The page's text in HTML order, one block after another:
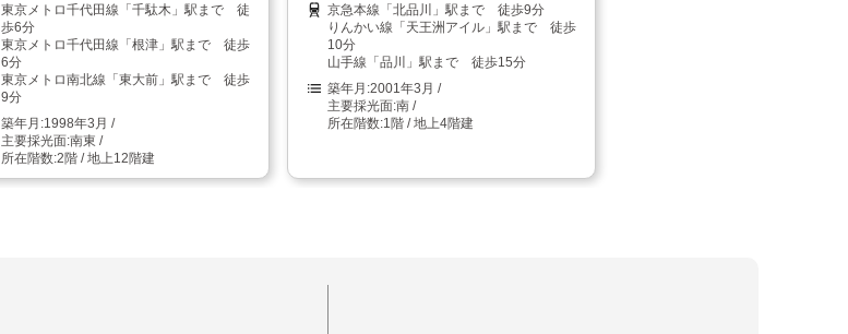
東京メトロ千代田線「千駄木」駅まで 徒
歩6分
東京メトロ千代田線「根津」駅まで 徒歩
6分
東京メトロ南北線「東大前」駅まで 徒歩
9分
1998年3月
南東
2階 / 地上12階建
京急本線「北品川」駅まで 徒歩9分
りんかい線「天王洲アイル」駅まで 徒歩
10分
山手線「品川」駅まで 徒歩15分
2001年3月
南
1階 / 地上4階建